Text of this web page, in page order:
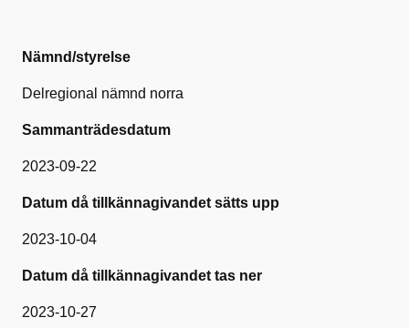
Nämnd/styrelse
Delregional nämnd norra
Sammanträdesdatum
2023-09-22
Datum då tillkännagivandet sätts upp
2023-10-04
Datum då tillkännagivandet tas ner
2023-10-27